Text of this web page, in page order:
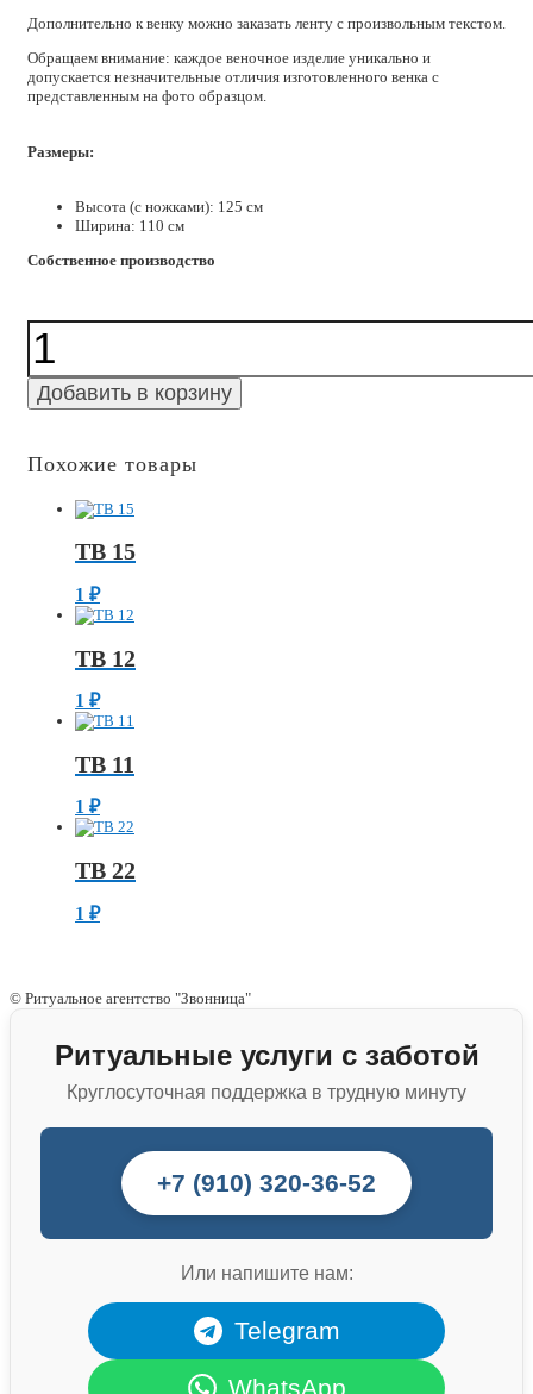
Дополнительно к венку можно заказать ленту с произвольным текстом.
Обращаем внимание: каждое веночное изделие уникально и
допускается незначительные отличия изготовленного венка с
представленным на фото образцом.
Размеры:
Высота (с ножками): 125 см
Ширина: 110 см
Собственное производство
Количество
ТВ
Добавить в корзину
Похожие товары
ТВ 15
1 ₽
ТВ 12
1 ₽
ТВ 11
1 ₽
ТВ 22
1 ₽
© Ритуальное агентство "Звонница"
Ритуальные услуги с заботой
Круглосуточная поддержка в трудную минуту
+7 (910) 320-36-52
Или напишите нам:
Telegram
WhatsApp